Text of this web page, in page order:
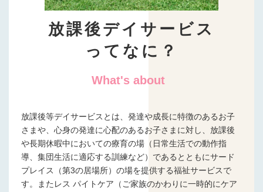
放課後デイサービス
ってなに？
What's about
放課後等デイサービスとは、発達や成長に特徴のあるお子
さまや、心身の発達に心配のあるお子さまに対し、放課後
や長期休暇中においての療育の場（日常生活での動作指
導、集団生活に適応する訓練など）であるとともにサード
プレイス（第3の居場所）の場を提供する福祉サービスで
す。またレス パイトケア（ご家族のかわりに一時的にケア